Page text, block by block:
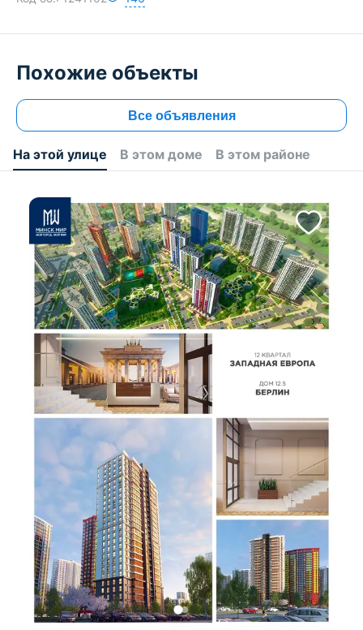
Похожие объекты
Все объявления
На этой улице В этом доме В этом районе